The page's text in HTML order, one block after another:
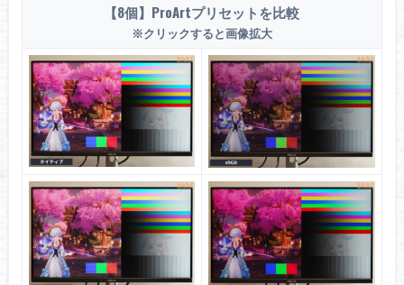
Calibrite Display Plus HL (CCPLHL-PPV2)
備考：i1 Pro 2でMatrix補正済み
Amazonで探す
【8個】ProArtプリセットを比較
※クリックすると画像拡大